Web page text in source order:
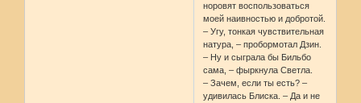
норовят воспользоваться
моей наивностью и добротой.
– Угу, тонкая чувствительная
натура, – пробормотал Дзин.
– Ну и сыграла бы Бильбо
сама, – фыркнула Светла.
– Зачем, если ты есть? –
удивилась Блиска. – Да и не